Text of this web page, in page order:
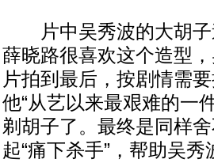
片中吴秀波的大胡子
薛晓路很喜欢这个造型
片拍到最后，按剧情需
他“从艺以来最艰难的一
剃胡子了。最终是同样
起“痛下杀手”，帮助吴